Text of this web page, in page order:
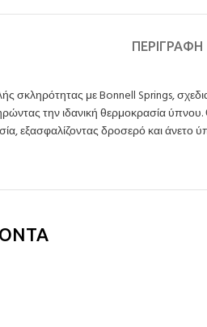
ΠΕΡΙΓΡΑΦΉ
σκληρότητας με Bonnell Springs,
την ιδανική θερμοκρασία
εξασφαλίζοντας δροσερό και άνετο